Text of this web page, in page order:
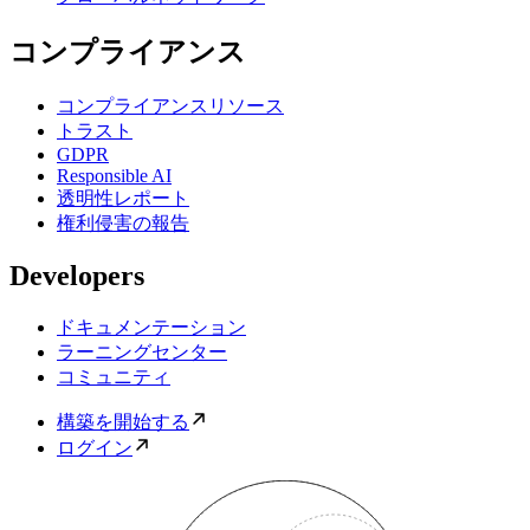
コンプライアンス
コンプライアンスリソース
トラスト
GDPR
Responsible AI
透明性レポート
権利侵害の報告
Developers
ドキュメンテーション
ラーニングセンター
コミュニティ
構築を開始する
ログイン